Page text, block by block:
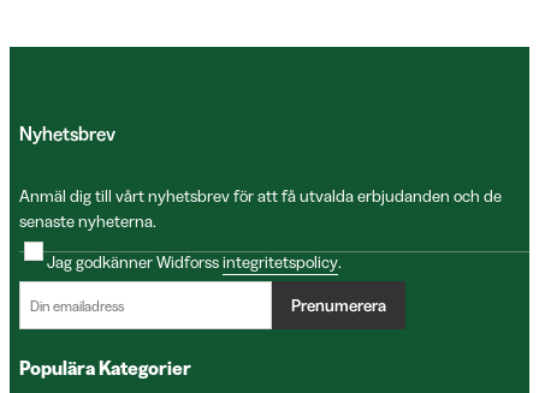
Nyhetsbrev
Anmäl dig till vårt nyhetsbrev för att få utvalda erbjudanden och de
senaste nyheterna.
Jag godkänner Widforssintegritetspolicy.
Prenumerera
Populära Kategorier